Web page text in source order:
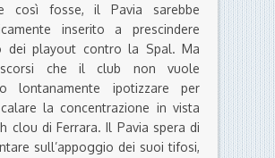
così fosse, il Pavia sarebbe
inserito a prescindere
dei playout contro la Spal. Ma
che il club non vuole
lontanamente ipotizzare per
la concentrazione in vista
clou di Ferrara. Il Pavia spera di
sull’appoggio dei suoi tifosi,